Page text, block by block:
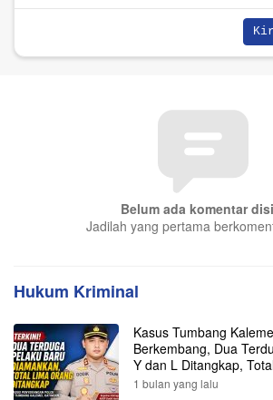
Belum ada komentar
Jadilah yang pertama
Hukum Kriminal
Kasus Tumbang
Berkembang, Dua
Y dan L Ditangkap,
Diamankan Polisi
1 bulan yang lalu